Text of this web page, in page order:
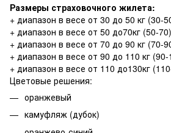
Размеры страховочного жилета:
+ диапазон в весе от 30 до 50 кг (30-
+ диапазон в весе от 50 до70кг (50-70)
+ диапазон в весе от 70 до 90 кг (70-
+ диапазон в весе от 90 до 110 кг (90-
+ диапазон в весе от 110 до130кг
Цветовые решения:
оранжевый
камуфляж (дубок)